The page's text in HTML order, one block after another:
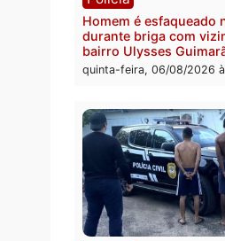
Ministro Dias Tofolli
determina
processamento da
pode levar à perda
quinta-feira, 06/08/